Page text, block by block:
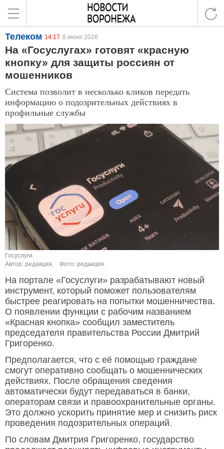
Телеком 14:17 8 июня 2026
На «Госуслугах» готовят «красную
кнопку» для защиты россиян от
мошенников
Система позволит в несколько кликов передать
информацию о подозрительных действиях в
профильные службы
Госуслуги.
Автор: редакция.
Фото: редакция.
На портале «Госуслуги» разрабатывают новый
инструмент, который поможет пользователям
быстрее реагировать на попытки мошенничества.
О появлении функции с рабочим названием
«Красная кнопка» сообщил заместитель
председателя правительства России Дмитрий
Григоренко.
Предполагается, что с её помощью граждане
смогут оперативно сообщать о мошеннических
действиях. После обращения сведения
автоматически будут передаваться в банки,
операторам связи и правоохранительные органы.
Это должно ускорить принятие мер и снизить риск
проведения подозрительных операций.
По словам Дмитрия Григоренко, государство